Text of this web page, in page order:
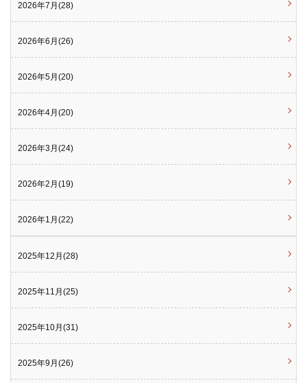
2026年7月(28)
2026年6月(26)
2026年5月(20)
2026年4月(20)
2026年3月(24)
2026年2月(19)
2026年1月(22)
2025年12月(28)
2025年11月(25)
2025年10月(31)
2025年9月(26)